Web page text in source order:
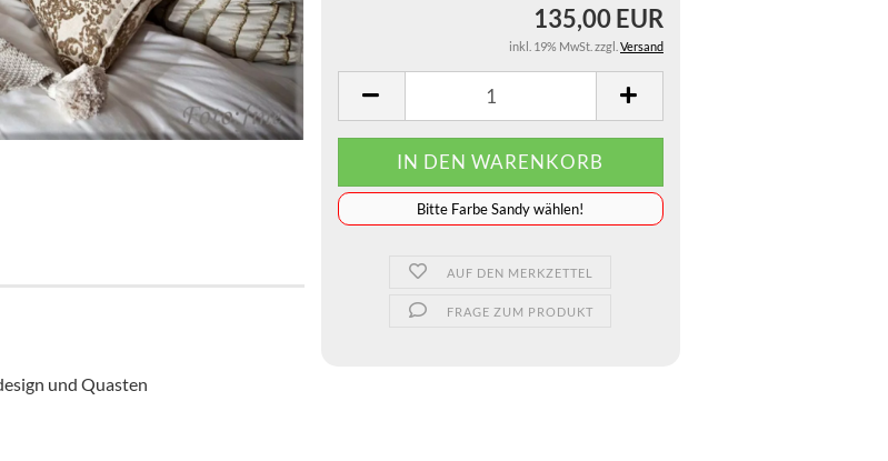
135,00 EUR
inkl. 19% MwSt. zzgl. Versand
️️️️️Bitte Farbe Sandy wählen!
AUF DEN MERKZETTEL
FRAGE ZUM PRODUKT
und Quasten